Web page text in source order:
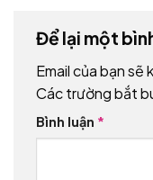
Để lại một
Email của bạn
Các trường bắt
Bình luận *